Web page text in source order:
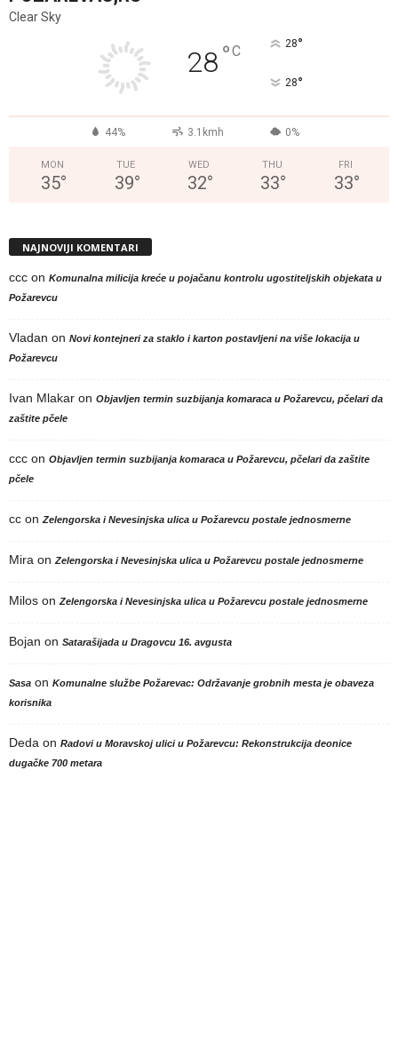
Clear Sky
28°C 28°
28°
44% 3.1kmh 0%
MON
35°
TUE
39°
WED
32°
THU
33°
FRI
33°
NAJNOVIJI KOMENTARI
ccc on Komunalna milicija kreće u pojačanu kontrolu ugostiteljskih objekata u
Požarevcu
Vladan on Novi kontejneri za staklo i karton postavljeni na više lokacija u
Požarevcu
Ivan Mlakar on Objavljen termin suzbijanja komaraca u Požarevcu, pčelari da
zaštite pčele
ccc on Objavljen termin suzbijanja komaraca u Požarevcu, pčelari da zaštite
pčele
cc on Zelengorska i Nevesinjska ulica u Požarevcu postale jednosmerne
Mira on Zelengorska i Nevesinjska ulica u Požarevcu postale jednosmerne
Milos on Zelengorska i Nevesinjska ulica u Požarevcu postale jednosmerne
Bojan on Satarašijada u Dragovcu 16. avgusta
Sasa on Komunalne službe Požarevac: Održavanje grobnih mesta je obaveza
korisnika
Deda on Radovi u Moravskoj ulici u Požarevcu: Rekonstrukcija deonice
dugačke 700 metara